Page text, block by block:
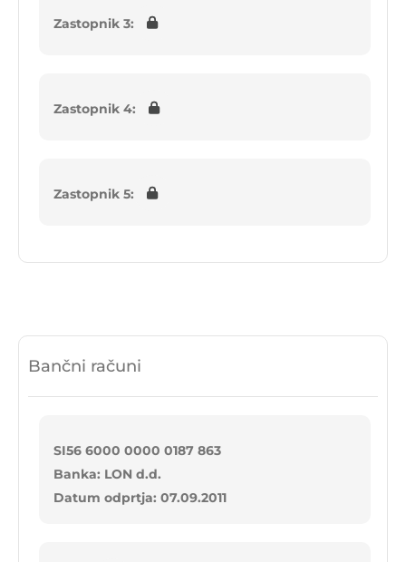
Zastopnik 3:
Zastopnik 4:
Zastopnik 5:
Bančni računi
SI56 6000 0000 0187 863
Banka: LON d.d.
Datum odprtja: 07.09.2011